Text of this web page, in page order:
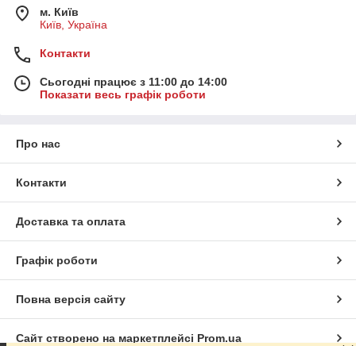
м. Київ
Київ, Україна
Контакти
Сьогодні працює з 11:00 до 14:00
Показати весь графік роботи
Про нас
Контакти
Доставка та оплата
Графік роботи
Повна версія сайту
Сайт створено на маркетплейсі Prom.ua